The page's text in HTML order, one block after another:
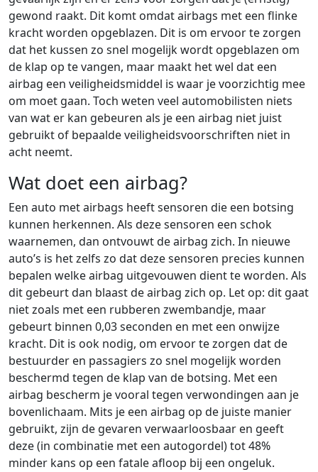
gewond raakt. Dit komt omdat airbags met een flinke
kracht worden opgeblazen. Dit is om ervoor te zorgen
dat het kussen zo snel mogelijk wordt opgeblazen om
de klap op te vangen, maar maakt het wel dat een
airbag een veiligheidsmiddel is waar je voorzichtig mee
om moet gaan. Toch weten veel automobilisten niets
van wat er kan gebeuren als je een airbag niet juist
gebruikt of bepaalde veiligheidsvoorschriften niet in
acht neemt.
Wat doet een airbag?
Een auto met airbags heeft sensoren die een botsing
kunnen herkennen. Als deze sensoren een schok
waarnemen, dan ontvouwt de airbag zich. In nieuwe
auto’s is het zelfs zo dat deze sensoren precies kunnen
bepalen welke airbag uitgevouwen dient te worden. Als
dit gebeurt dan blaast de airbag zich op. Let op: dit gaat
niet zoals met een rubberen zwembandje, maar
gebeurt binnen 0,03 seconden en met een onwijze
kracht. Dit is ook nodig, om ervoor te zorgen dat de
bestuurder en passagiers zo snel mogelijk worden
beschermd tegen de klap van de botsing. Met een
airbag bescherm je vooral tegen verwondingen aan je
bovenlichaam. Mits je een airbag op de juiste manier
gebruikt, zijn de gevaren verwaarloosbaar en geeft
deze (in combinatie met een autogordel) tot 48%
minder kans op een fatale afloop bij een ongeluk.